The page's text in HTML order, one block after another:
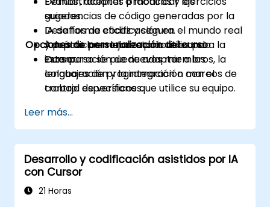
sugerencias de código generadas por la
IA de forma eficaz y segura.
Adoptar las mejores prácticas para la
incorporación de nuevos miembros, la
colaboración y la integración con el
control de versiones.
guiados.
Desafíos de codificación en el mundo real
y práctica en laboratorio utilizando
Cursor.
Opciones de personalización del curso
Este curso se puede adaptar a los
lenguajes de programación o marcos de
trabajo específicos que utilice su equipo.
Leer más...
Desarrollo y codificación asistidos por IA
con Cursor
21 Horas